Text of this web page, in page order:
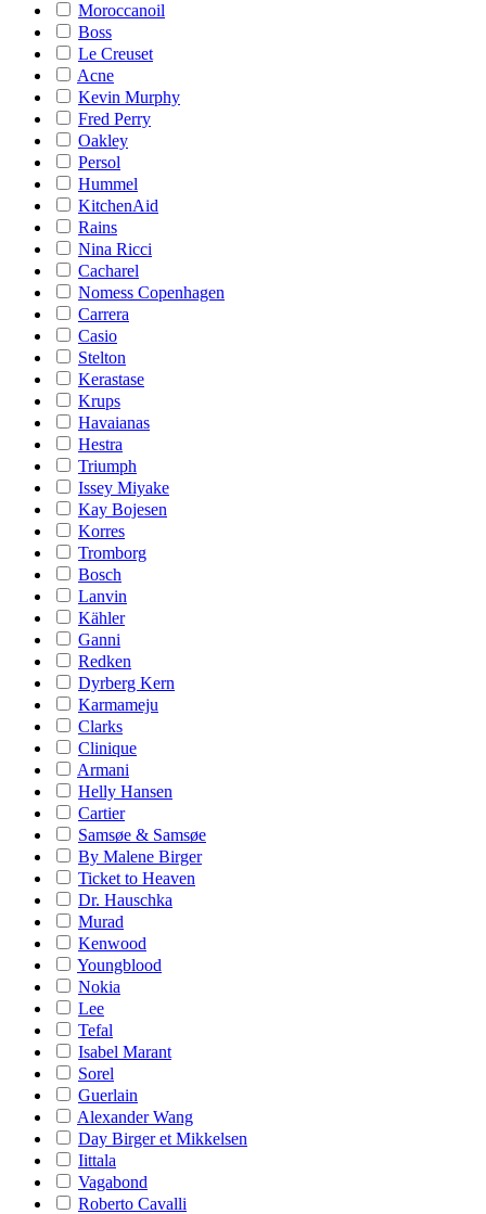
Moroccanoil
Boss
Le Creuset
Acne
Kevin Murphy
Fred Perry
Oakley
Persol
Hummel
KitchenAid
Rains
Nina Ricci
Cacharel
Nomess Copenhagen
Carrera
Casio
Stelton
Kerastase
Krups
Havaianas
Hestra
Triumph
Issey Miyake
Kay Bojesen
Korres
Tromborg
Bosch
Lanvin
Kähler
Ganni
Redken
Dyrberg Kern
Karmameju
Clarks
Clinique
Armani
Helly Hansen
Cartier
Samsøe & Samsøe
By Malene Birger
Ticket to Heaven
Dr. Hauschka
Murad
Kenwood
Youngblood
Nokia
Lee
Tefal
Isabel Marant
Sorel
Guerlain
Alexander Wang
Day Birger et Mikkelsen
Iittala
Vagabond
Roberto Cavalli